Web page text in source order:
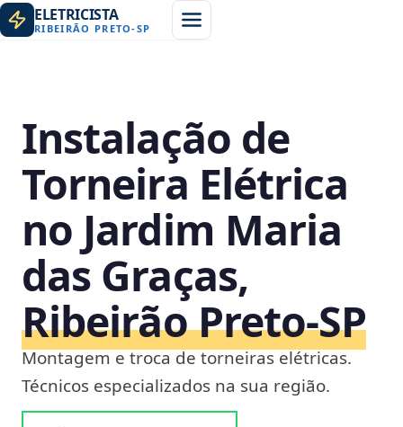
ELETRICISTA
RIBEIRÃO PRETO-SP
Instalação de
Torneira Elétrica
no Jardim Maria
das Graças,
Ribeirão Preto‑SP
Montagem e troca de torneiras elétricas.
Técnicos especializados na sua região.